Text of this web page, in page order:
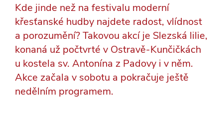
Kde jinde než na festivalu moderní
křesťanské hudby najdete radost, vlídnost
a porozumění? Takovou akcí je Slezská lilie,
konaná už počtvrté v Ostravě-Kunčičkách
u kostela sv. Antonína z Padovy i v něm.
Akce začala v sobotu a pokračuje ještě
nedělním programem.